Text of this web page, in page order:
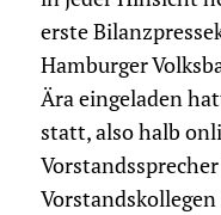
erste
Hamburger
Ära eingeladen
statt, also halb